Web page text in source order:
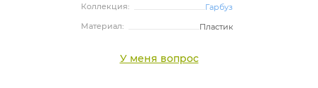
Коллекция:
Гарбуз
Материал:
Пластик
У меня вопрос